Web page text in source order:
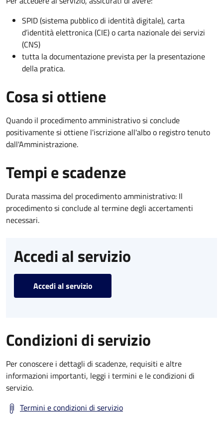
SPID (sistema pubblico di identità digitale), carta
d’identità elettronica (CIE) o carta nazionale dei servizi
(CNS)
tutta la documentazione prevista per la presentazione
della pratica.
Cosa si ottiene
Quando il procedimento amministrativo si conclude
positivamente si ottiene l'iscrizione all'albo o registro tenuto
dall'Amministrazione.
Tempi e scadenze
Durata massima del procedimento amministrativo: Il
procedimento si conclude al termine degli accertamenti
necessari.
Accedi al servizio
Accedi al servizio
Condizioni di servizio
Per conoscere i dettagli di scadenze, requisiti e altre
informazioni importanti, leggi i termini e le condizioni di
servizio.
Termini e condizioni di servizio